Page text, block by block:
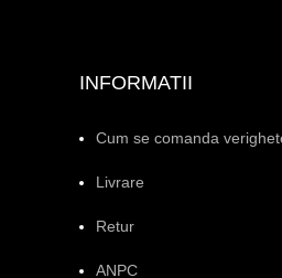
INFORMATII
Cum se comanda
Livrare
Retur
ANPC